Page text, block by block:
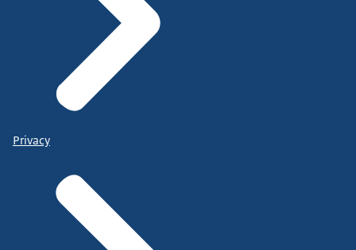
Privacy